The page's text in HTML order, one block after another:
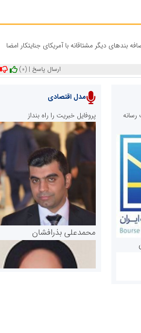
دیگر مشتاقانه با آمریکای جنایتکار امضا
(0) ارسال پاسخ |
مدل اقتصادی
پروفایل خبریت را راه بنداز
محمدعلی بذرافشان